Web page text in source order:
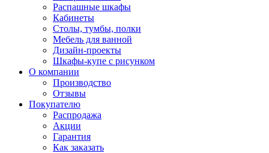
Распашные шкафы
Кабинеты
Столы, тумбы, полки
Мебель для ванной
Дизайн-проекты
Шкафы-купе с рисунком
О компании
Производство
Отзывы
Покупателю
Распродажа
Акции
Гарантия
Как заказать